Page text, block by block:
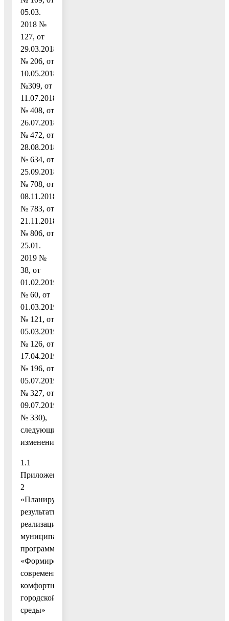
05.03.
2018 №
127, от
29.03.2018
№ 206, от
10.05.2018
№309, от
11.07.2018
№ 408, от
26.07.2018
№ 472, от
28.08.2018
№ 634, от
25.09.2018
№ 708, от
08.11.2018
№ 783, от
21.11.2018
№ 806, от
25.01.
2019 №
38, от
01.02.2019
№ 60, от
01.03.2019
№ 121, от
05.03.2019
№ 126, от
17.04.2019
№ 196, от
05.07.2019
№ 327, от
09.07.2019
№ 330),
следующие
изменения:
1.1
Приложение
2
«Планируемые
результаты
реализации
муниципальной
программы
«Формирование
современной
комфортной
городской
среды»